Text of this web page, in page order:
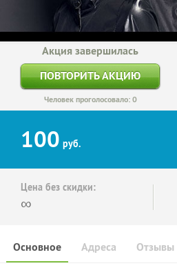
Акция завершилась
ПОВТОРИТЬ АКЦИЮ
Человек проголосовало: 0
100 руб.
Цена без скидки:
∞
Основное Отзывы
Адреса